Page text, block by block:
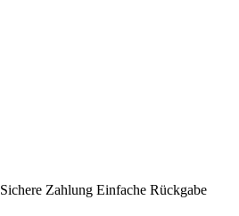
Sichere Zahlung Einfache Rückgabe